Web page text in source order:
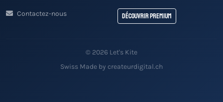
Contactez-nous Découvrir Premium
© 2026 Let's Kite
Swiss Made by createurdigital.ch